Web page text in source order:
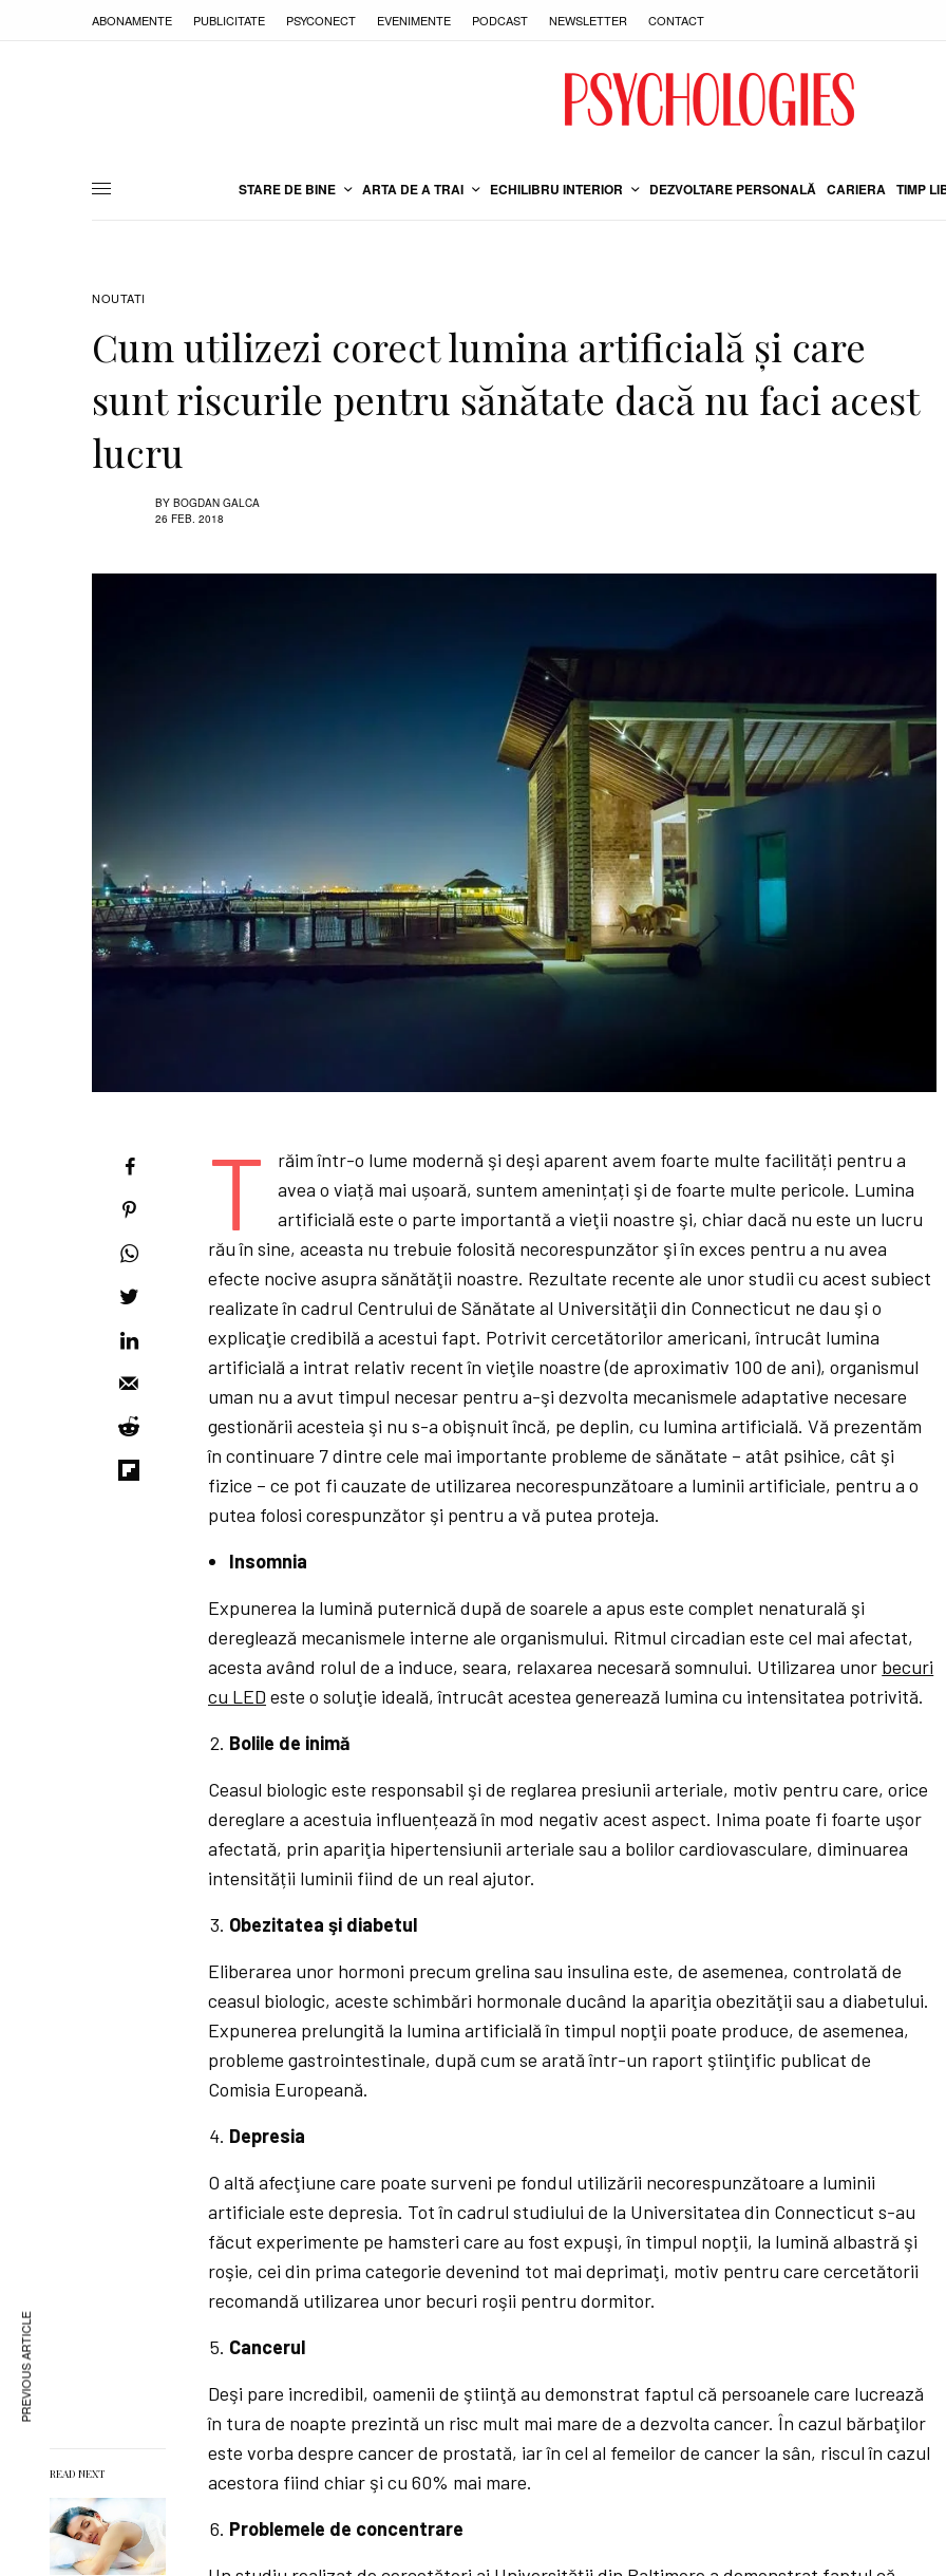
ABONAMENTE PUBLICITATE PSYCONECT EVENIMENTE PODCAST NEWSLETTER CONTACT
STARE DE BINE ARTA DE A TRAI ECHILIBRU INTERIOR DEZVOLTARE PERSONALĂ CARIERA TIMP
NOUTATI
Cum utilizezi corect lumina artificială şi care
sunt riscurile pentru sănătate dacă nu faci acest
lucru
BY BOGDAN GALCA
26 FEB. 2018
READ NEXT
T
răim într-o lume modernă şi deşi aparent avem foarte multe facilități pentru a
avea o viață mai ușoară, suntem amenințați şi de foarte multe pericole. Lumina
artificială este o parte importantă a vieţii noastre şi, chiar dacă nu este un lucru
rău în sine, aceasta nu trebuie folosită necorespunzător şi în exces pentru a nu avea
efecte nocive asupra sănătăţii noastre. Rezultate recente ale unor studii cu acest subiect
realizate în cadrul Centrului de Sănătate al Universităţii din Connecticut ne dau şi o
explicaţie credibilă a acestui fapt. Potrivit cercetătorilor americani, întrucât lumina
artificială a intrat relativ recent în vieţile noastre (de aproximativ 100 de ani), organismul
uman nu a avut timpul necesar pentru a-şi dezvolta mecanismele adaptative necesare
gestionării acesteia şi nu s-a obişnuit încă, pe deplin, cu lumina artificială. Vă prezentăm
în continuare 7 dintre cele mai importante probleme de sănătate – atât psihice, cât şi
fizice – ce pot fi cauzate de utilizarea necorespunzătoare a luminii artificiale, pentru a o
putea folosi corespunzător şi pentru a vă putea proteja.
Insomnia
Expunerea la lumină puternică după de soarele a apus este complet nenaturală şi
dereglează mecanismele interne ale organismului. Ritmul circadian este cel mai afectat,
acesta având rolul de a induce, seara, relaxarea necesară somnului. Utilizarea unor becuri
cu LED este o soluţie ideală, întrucât acestea generează lumina cu intensitatea potrivită.
Bolile de inimă
Ceasul biologic este responsabil şi de reglarea presiunii arteriale, motiv pentru care, orice
dereglare a acestuia influențează în mod negativ acest aspect. Inima poate fi foarte uşor
afectată, prin apariţia hipertensiunii arteriale sau a bolilor cardiovasculare, diminuarea
intensității luminii fiind de un real ajutor.
Obezitatea şi diabetul
Eliberarea unor hormoni precum grelina sau insulina este, de asemenea, controlată de
ceasul biologic, aceste schimbări hormonale ducând la apariţia obezităţii sau a diabetului.
Expunerea prelungită la lumina artificială în timpul nopţii poate produce, de asemenea,
probleme gastrointestinale, după cum se arată într-un raport ştiinţific publicat de
Comisia Europeană.
Depresia
O altă afecţiune care poate surveni pe fondul utilizării necorespunzătoare a luminii
artificiale este depresia. Tot în cadrul studiului de la Universitatea din Connecticut s-au
făcut experimente pe hamsteri care au fost expuşi, în timpul nopţii, la lumină albastră şi
roşie, cei din prima categorie devenind tot mai deprimaţi, motiv pentru care cercetătorii
recomandă utilizarea unor becuri roşii pentru dormitor.
Cancerul
Deşi pare incredibil, oamenii de ştiinţă au demonstrat faptul că persoanele care lucrează
în tura de noapte prezintă un risc mult mai mare de a dezvolta cancer. În cazul bărbaţilor
este vorba despre cancer de prostată, iar în cel al femeilor de cancer la sân, riscul în cazul
acestora fiind chiar şi cu 60% mai mare.
Problemele de concentrare
PREVIOUS ARTICLE